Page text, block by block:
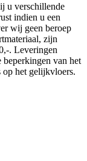
u verschillende
indien u een
wij geen beroep
zijn
. Leveringen
beperkingen van het
op het gelijkvloers.